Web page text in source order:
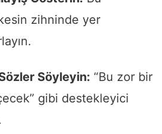
zihninde yer
Söyleyin: “Bu zor bir
gibi destekleyici